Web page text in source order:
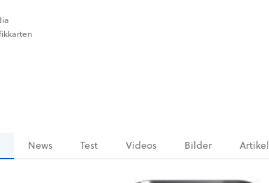
News Test Videos Bilder Artikel